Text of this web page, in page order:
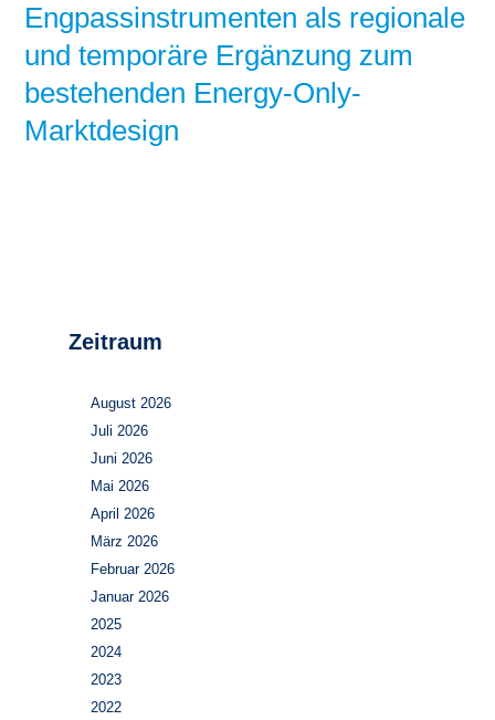
Engpassinstrumenten als regionale
und temporäre Ergänzung zum
bestehenden Energy-Only-
Marktdesign
Zeitraum
August 2026
Juli 2026
Juni 2026
Mai 2026
April 2026
März 2026
Februar 2026
Januar 2026
2025
2024
2023
2022